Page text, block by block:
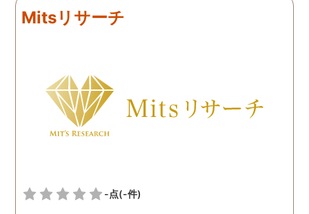
れば、まずは相談だけで
り報告書を頂けたので前に
向かって進めそうです。
ちろんゴミ出し場に出す
風で飛んできたのかと思
い、気にせずいましたが
Mitsリサーチ
-点(-件)